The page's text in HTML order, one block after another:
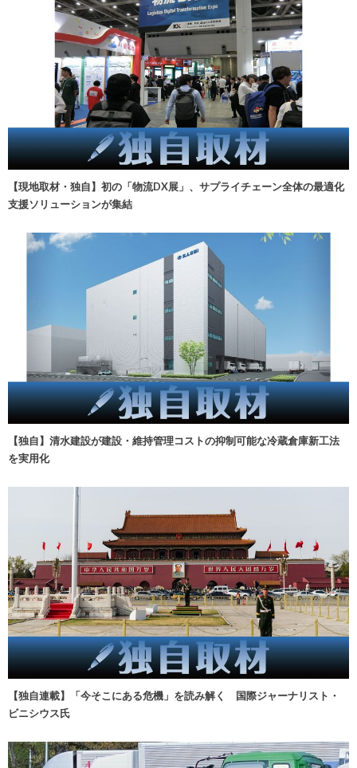
【現地取材・独自】初の「物流DX展」、サプライチェーン全体の最適化
支援ソリューションが集結
【独自】清水建設が建設・維持管理コストの抑制可能な冷蔵倉庫新工法
を実用化
【独自連載】「今そこにある危機」を読み解く 国際ジャーナリスト・
ビニシウス氏